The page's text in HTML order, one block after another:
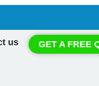
us GET A FREE